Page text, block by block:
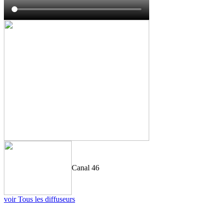
Canal 46
voir Tous les diffuseurs